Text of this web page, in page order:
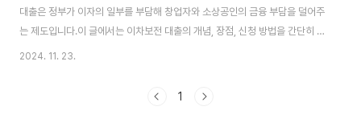
대출은 정부가 이자의 일부를 부담해 창업자와 소상공인의 금융 부담을 덜어주
는 제도입니다.이 글에서는 이차보전 대출의 개념, 장점, 신청 방법을 간단히 정
리해 드리겠습니다.1️⃣ 이차보전 대출이란?이차보전 대출은 정부 또는 지방자
낮은 이자율로 자금을 조달할 수 있습니다. 특히 창업자, 중소기업, 소상공인을
2024. 11. 23.
1